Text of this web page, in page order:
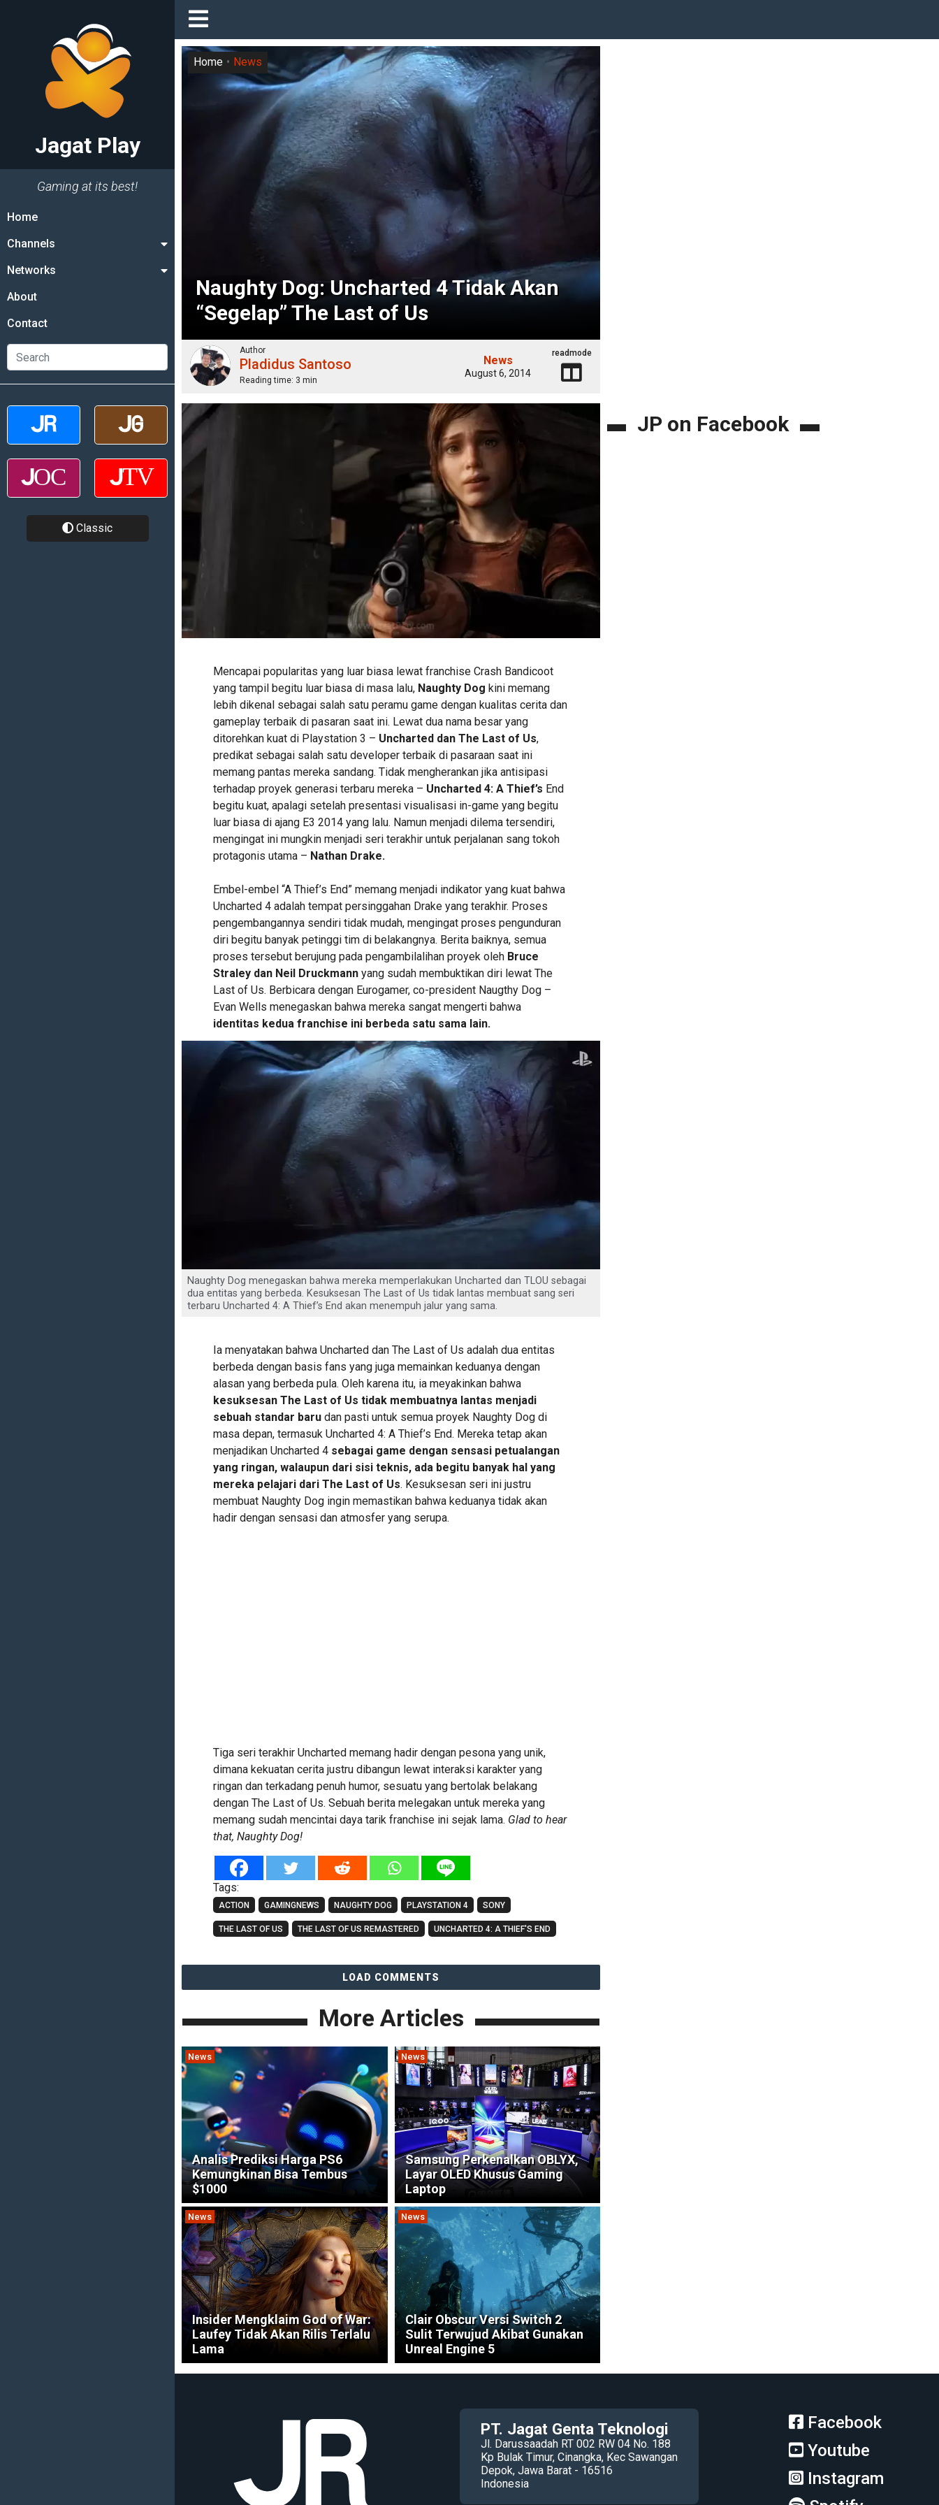
Jagat Play
Gaming at its best!
Home
Channels
Networks
About
Contact
Classic
Naughty Dog: Uncharted 4 Tidak Akan
“Segelap” The Last of Us
Home News
Author
Pladidus Santoso
Reading time: 3 min
News
August 6, 2014
readmode
Mencapai popularitas yang luar biasa lewat franchise Crash Bandicoot
yang tampil begitu luar biasa di masa lalu, Naughty Dog kini memang
lebih dikenal sebagai salah satu peramu game dengan kualitas cerita dan
gameplay terbaik di pasaran saat ini. Lewat dua nama besar yang
ditorehkan kuat di Playstation 3 – Uncharted dan The Last of Us,
predikat sebagai salah satu developer terbaik di pasaraan saat ini
memang pantas mereka sandang. Tidak mengherankan jika antisipasi
terhadap proyek generasi terbaru mereka – Uncharted 4: A Thief’s End
begitu kuat, apalagi setelah presentasi visualisasi in-game yang begitu
luar biasa di ajang E3 2014 yang lalu. Namun menjadi dilema tersendiri,
mengingat ini mungkin menjadi seri terakhir untuk perjalanan sang tokoh
protagonis utama – Nathan Drake.
Embel-embel “A Thief’s End” memang menjadi indikator yang kuat bahwa
Uncharted 4 adalah tempat persinggahan Drake yang terakhir. Proses
pengembangannya sendiri tidak mudah, mengingat proses pengunduran
diri begitu banyak petinggi tim di belakangnya. Berita baiknya, semua
proses tersebut berujung pada pengambilalihan proyek olehBruce
Straley dan Neil Druckmannyang sudah membuktikan diri lewat The
Last of Us. Berbicara dengan Eurogamer, co-president Naugthy Dog –
Evan Wells menegaskan bahwa mereka sangat mengerti bahwa
identitas kedua franchise ini berbeda satu sama lain.
Naughty Dog menegaskan bahwa mereka memperlakukan Uncharted dan TLOU sebagai
dua entitas yang berbeda. Kesuksesan The Last of Us tidak lantas membuat sang seri
terbaru Uncharted 4: A Thief’s End akan menempuh jalur yang sama.
Ia menyatakan bahwa Uncharted dan The Last of Us adalah dua entitas
berbeda dengan basis fans yang juga memainkan keduanya dengan
alasan yang berbeda pula. Oleh karena itu, ia meyakinkan bahwa
kesuksesan The Last of Us tidak membuatnya lantas menjadi
sebuah standar barudan pasti untuk semua proyek Naughty Dog di
masa depan, termasuk Uncharted 4: A Thief’s End. Mereka tetap akan
menjadikan Uncharted 4sebagai game dengan sensasi petualangan
yang ringan, walaupun dari sisi teknis, ada begitu banyak hal yang
mereka pelajari dari The Last of Us. Kesuksesan seri ini justru
membuat Naughty Dog ingin memastikan bahwa keduanya tidak akan
hadir dengan sensasi dan atmosfer yang serupa.
Tiga seri terakhir Uncharted memang hadir dengan pesona yang unik,
dimana kekuatan cerita justru dibangun lewat interaksi karakter yang
ringan dan terkadang penuh humor, sesuatu yang bertolak belakang
dengan The Last of Us. Sebuah berita melegakan untuk mereka yang
memang sudah mencintai daya tarik franchise ini sejak lama. Glad to hear
that, Naughty Dog!
Tags:
ACTION GAMINGNEWS NAUGHTY DOG PLAYSTATION 4 SONY
THE LAST OF US THE LAST OF US REMASTERED UNCHARTED 4: A THIEF'S END
LOAD COMMENTS
More Articles
News
Analis Prediksi Harga PS6
Kemungkinan Bisa Tembus
$1000
News
Samsung Perkenalkan OBLYX,
Layar OLED Khusus Gaming
Laptop
News
Insider Mengklaim God of War:
Laufey Tidak Akan Rilis Terlalu
Lama
News
Clair Obscur Versi Switch 2
Sulit Terwujud Akibat Gunakan
Unreal Engine 5
JP on Facebook
PT. Jagat Genta Teknologi
Jl. Darussaadah RT 002 RW 04 No. 188
Kp Bulak Timur, Cinangka, Kec Sawangan
Depok, Jawa Barat - 16516
Indonesia
Facebook
Youtube
Instagram